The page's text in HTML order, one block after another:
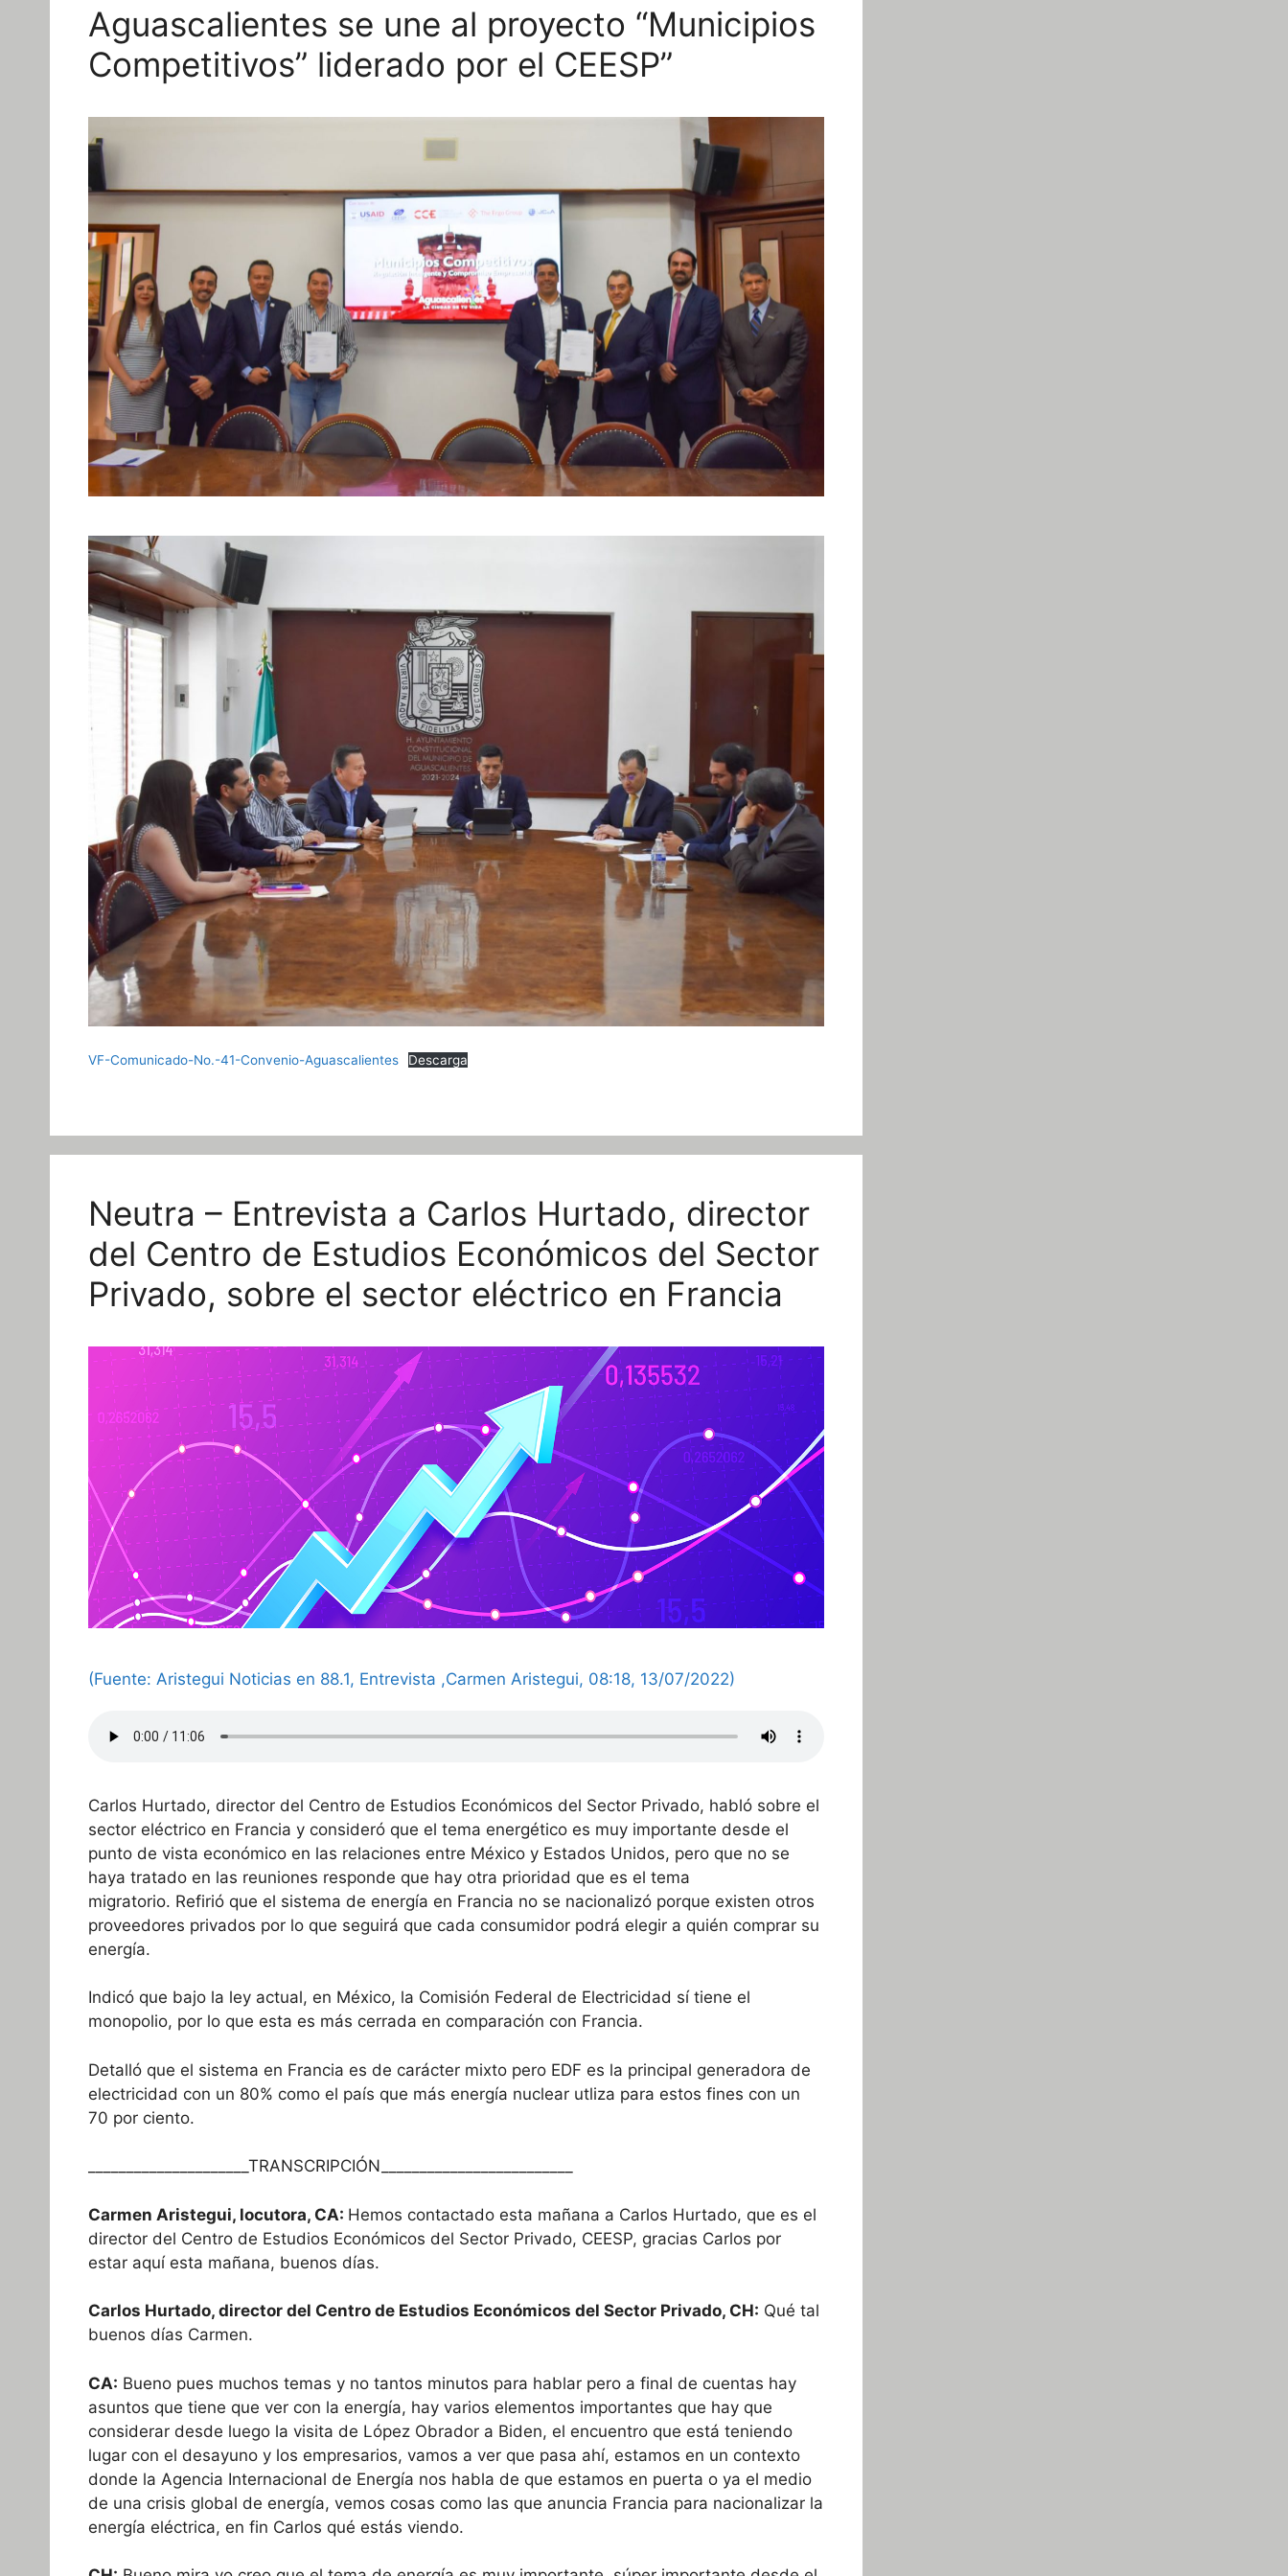
Aguascalientes se une al proyecto “Municipios
Competitivos” liderado por el CEESP”
VF-Comunicado-No.-41-Convenio-Aguascalientes Descarga
Neutra – Entrevista a Carlos Hurtado, director
del Centro de Estudios Económicos del Sector
Privado, sobre el sector eléctrico en Francia
(Fuente: Aristegui Noticias en 88.1, Entrevista ,Carmen Aristegui, 08:18, 13/07/2022)
Carlos Hurtado, director del Centro de Estudios Económicos del Sector Privado, habló sobre el
sector eléctrico en Francia y consideró que el tema energético es muy importante desde el
punto de vista económico en las relaciones entre México y Estados Unidos, pero que no se
haya tratado en las reuniones responde que hay otra prioridad que es el tema
migratorio. Refirió que el sistema de energía en Francia no se nacionalizó porque existen otros
proveedores privados por lo que seguirá que cada consumidor podrá elegir a quién comprar su
energía.
Indicó que bajo la ley actual, en México, la Comisión Federal de Electricidad sí tiene el
monopolio, por lo que esta es más cerrada en comparación con Francia.
Detalló que el sistema en Francia es de carácter mixto pero EDF es la principal generadora de
electricidad con un 80% como el país que más energía nuclear utliza para estos fines con un
70 por ciento.
_____________________TRANSCRIPCIÓN_________________________
Carmen Aristegui, locutora, CA: Hemos contactado esta mañana a Carlos Hurtado, que es el
director del Centro de Estudios Económicos del Sector Privado, CEESP, gracias Carlos por
estar aquí esta mañana, buenos días.
Carlos Hurtado, director del Centro de Estudios Económicos del Sector Privado, CH: Qué tal
buenos días Carmen.
CA: Bueno pues muchos temas y no tantos minutos para hablar pero a final de cuentas hay
asuntos que tiene que ver con la energía, hay varios elementos importantes que hay que
considerar desde luego la visita de López Obrador a Biden, el encuentro que está teniendo
lugar con el desayuno y los empresarios, vamos a ver que pasa ahí, estamos en un contexto
donde la Agencia Internacional de Energía nos habla de que estamos en puerta o ya el medio
de una crisis global de energía, vemos cosas como las que anuncia Francia para nacionalizar la
energía eléctrica, en fin Carlos qué estás viendo.